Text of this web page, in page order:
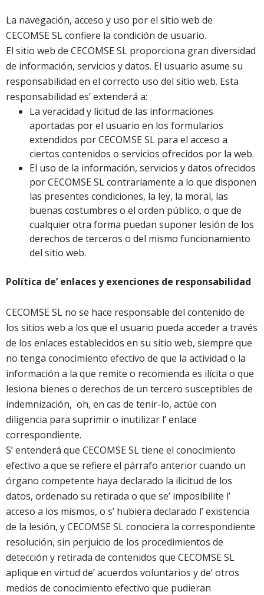
La navegación, acceso y uso por el sitio web de
CECOMSE SL confiere la condición de usuario.
El sitio web de CECOMSE SL proporciona gran diversidad
de información, servicios y datos. El usuario asume su
responsabilidad en el correcto uso del sitio web. Esta
responsabilidad es’ extenderá a:
La veracidad y licitud de las informaciones
aportadas por el usuario en los formularios
extendidos por CECOMSE SL para el acceso a
ciertos contenidos o servicios ofrecidos por la web.
El uso de la información, servicios y datos ofrecidos
por CECOMSE SL contrariamente a lo que disponen
las presentes condiciones, la ley, la moral, las
buenas costumbres o el orden público, o que de
cualquier otra forma puedan suponer lesión de los
derechos de terceros o del mismo funcionamiento
del sitio web.
Política de’ enlaces y exenciones de responsabilidad
CECOMSE SL no se hace responsable del contenido de
los sitios web a los que el usuario pueda acceder a través
de los enlaces establecidos en su sitio web, siempre que
no tenga conocimiento efectivo de que la actividad o la
información a la que remite o recomienda es ilícita o que
lesiona bienes o derechos de un tercero susceptibles de
indemnización, oh, en cas de tenir-lo, actúe con
diligencia para suprimir o inutilizar l’ enlace
correspondiente.
S’ entenderá que CECOMSE SL tiene el conocimiento
efectivo a que se refiere el párrafo anterior cuando un
órgano competente haya declarado la ilicitud de los
datos, ordenado su retirada o que se’ imposibilite l’
acceso a los mismos, o s’ hubiera declarado l’ existencia
de la lesión, y CECOMSE SL conociera la correspondiente
resolución, sin perjuicio de los procedimientos de
detección y retirada de contenidos que CECOMSE SL
aplique en virtud de’ acuerdos voluntarios y de’ otros
medios de conocimiento efectivo que pudieran